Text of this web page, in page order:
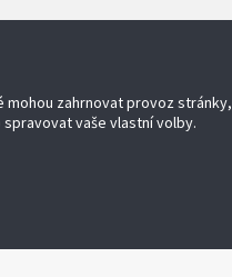
mohou zahrnovat provoz stránky,
vaše vlastní volby.